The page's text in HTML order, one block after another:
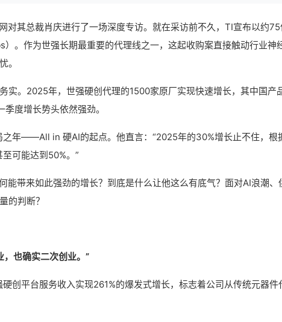
对其总裁肖庆进行了一场深度专访。就在采访前不久，TI宣布以约75
。作为世强长期最重要的代理线之一，这起收购案直接触动行业神
。
实。2025年，世强硬创代理的1500家原厂实现快速增长，其中国产
度增长势头依然强劲。
之年——All in 硬AI的起点。他直言：“2025年的30%增长止不住，根
可能达到50%。”
能带来如此强劲的增长？到底是什么让他这么有底气？面对AI浪潮、
的判断？
也确实二次创业。”
创平台服务收入实现261%的爆发式增长，标志着公司从传统元器件